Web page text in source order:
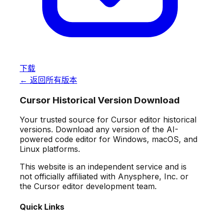
下载
← 返回所有版本
Cursor Historical Version Download
Your trusted source for Cursor editor historical
versions. Download any version of the AI-
powered code editor for Windows, macOS, and
Linux platforms.
This website is an independent service and is
not officially affiliated with Anysphere, Inc. or
the Cursor editor development team.
Quick Links